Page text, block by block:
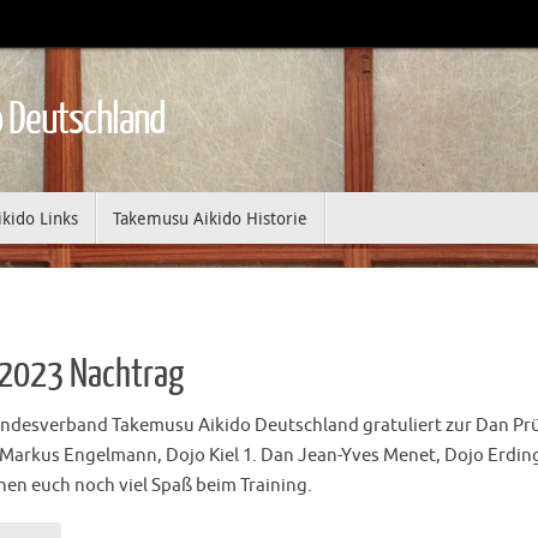
Links Takemusu Aikido Historie
Nachtrag
Takemusu Aikido Deutschland gratuliert zur Dan
Engelmann, Dojo Kiel 1. Dan Jean-Yves Menet, Dojo
euch noch viel Spaß beim Training.